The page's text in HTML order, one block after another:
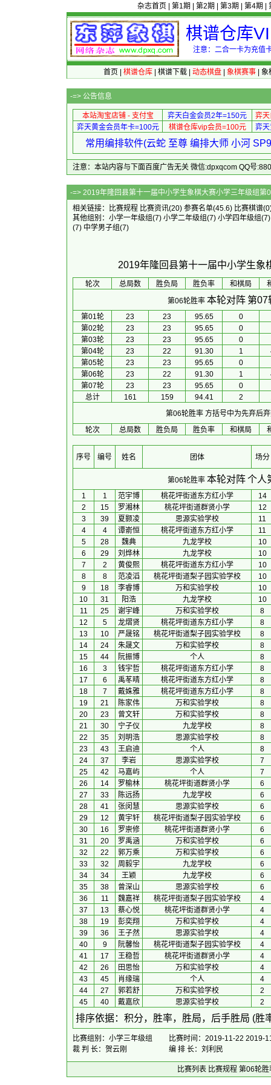
杂志首页 第1期 第2期 第3期 第4期
棋谱仓库
注意：二合一卡为充值
首页 棋谱仓库| 棋谱下载| 动态棋盘| 象棋赛事| 象
-=> 公告信息
本站淘宝店铺 - 支付宝 弈天白金会员2年=150元
弈
弈天黄金会员年卡=100元
棋谱仓库vip会员=100元 弈
常用编排软件(云蛇 至尊 编排大师 小河
注意：本站内容与下面百度广告无关 微信:dpxqcom QQ号
-=> 2019年隆回县第十一届中小学生象棋
相关链接：
比赛规程 比赛资讯(20) 参赛名单(45.6) 比赛棋谱
其他组别： 小学一年级组(7) 小学二年级组(7) 小学四年级组
(7) 中学男子组(7)
2019年隆回县第十一届中小学生象
轮次 总局数 胜负局 胜负率 和棋局
第06轮胜率 本轮对阵 第07
第01轮 23 23 95.65
0
第02轮
23 23 95.65
0
第03轮
23 23 95.65
0
第04轮
23 22 91.30 1
第05轮
23 23 95.65
0
第06轮
23 22 91.30 1
第07轮
23 23 95.65
0
总计
161 159 94.41 2
第06轮胜率方括号中为先弃后
轮次
总局数 胜负局 胜负率 和棋局
序号 编号 姓名 团体 场分
第06轮胜率 本轮对阵个人
1 1 范宇博 桃花坪街道东方红小学
14
2
15 罗湘林 桃花坪街道群贤小学
12
3
39 夏颢凌 思源实验学校
11
4
4 谭嵛恒 桃花坪街道东方红小学
11
5
28 魏典 九龙学校
10
6
29 刘烨林 九龙学校
10
7
2 黄俊熙 桃花坪街道东方红小学
10
8
8 范凌滔 桃花坪街道梨子园实验学校
10
9
18 李睿博 万和实验学校
10
10
31 阳浩 九龙学校
10
11
25 谢宇峰 万和实验学校
8
12
5 龙熠贤 桃花坪街道东方红小学
8
13
10 严晟铭 桃花坪街道梨子园实验学校
8
14
24 朱晟文 万和实验学校
8
15
44 阮振博 个人
8
16
3 钱宇哲 桃花坪街道东方红小学
8
17
6 禹苳晴 桃花坪街道东方红小学
8
18
7 戴姝雅 桃花坪街道东方红小学
8
19
21 陈家伟 万和实验学校
8
20
23 曾文轩 万和实验学校
8
21
30 宁子仪 九龙学校
8
22
35 刘明浩 思源实验学校
8
23
43 王启迪 个人
8
24
37 李岩 思源实验学校
7
25
42 马嘉屿 个人
7
26
14 罗榆林 桃花坪街道群贤小学
6
27
33 陈远扬 九龙学校
6
28
41 张闵慧 思源实验学校
6
29
12 黄宇轩 桃花坪街道梨子园实验学校
6
30
16 罗崇修 桃花坪街道群贤小学
6
31
20 罗禹涵 万和实验学校
6
32
22 郭万乘 万和实验学校
6
33
32 周毅宇 九龙学校
6
34
34 王颖 九龙学校
6
35
38 曾深山 思源实验学校
6
36
11 魏嘉祥 桃花坪街道梨子园实验学校
4
37
13 蔡心悦 桃花坪街道群贤小学
4
38
19 彭奕翔 万和实验学校
4
39
36 王子然 思源实验学校
4
40
9 阮馨怡 桃花坪街道梨子园实验学校
4
41
17 王稳哲 桃花坪街道群贤小学
4
42
26 田思怡 万和实验学校
4
43
45 肖缘瑞 个人
4
44
27 郭若舒 万和实验学校
2
45
40 戴嘉欣 思源实验学校 2
排序依据：积分，胜率，胜局，后手胜局 (胜
比赛组别：小学三年级组
比赛时间：2019-11-22 2019-
裁 判 长：贺云刚
编 排 长：刘利民
比赛列表 比赛规程 第06轮胜